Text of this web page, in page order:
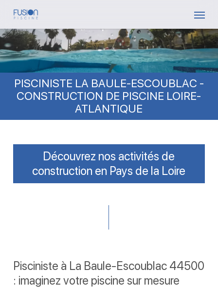
Skip
main
content
PISCINISTE LA BAULE-ESCOUBLAC -
CONSTRUCTION DE PISCINE LOIRE-
ATLANTIQUE
Découvrez nos activités de
construction en Pays de la Loire
Pisciniste à La Baule-Escoublac 44500
: imaginez votre piscine sur mesure